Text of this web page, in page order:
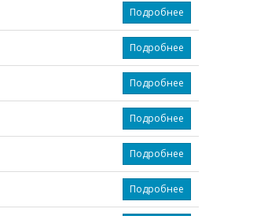
Подробнее
Подробнее
Подробнее
Подробнее
Подробнее
Подробнее